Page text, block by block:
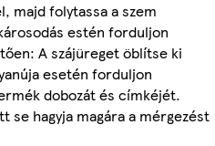
majd folytassa a szem
estén forduljon
A szájüreget öblítse ki
esetén forduljon
dobozát és címkéjét.
se hagyja magára a mérgezést